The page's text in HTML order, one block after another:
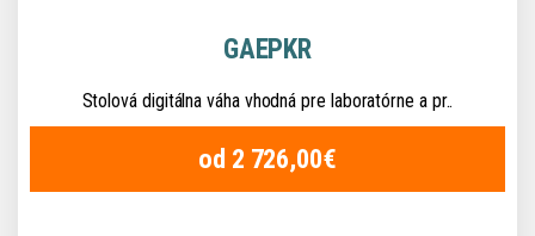
GAEPKR
Stolová digitálna váha vhodná pre laboratórne a pr..
od 2 726,00€